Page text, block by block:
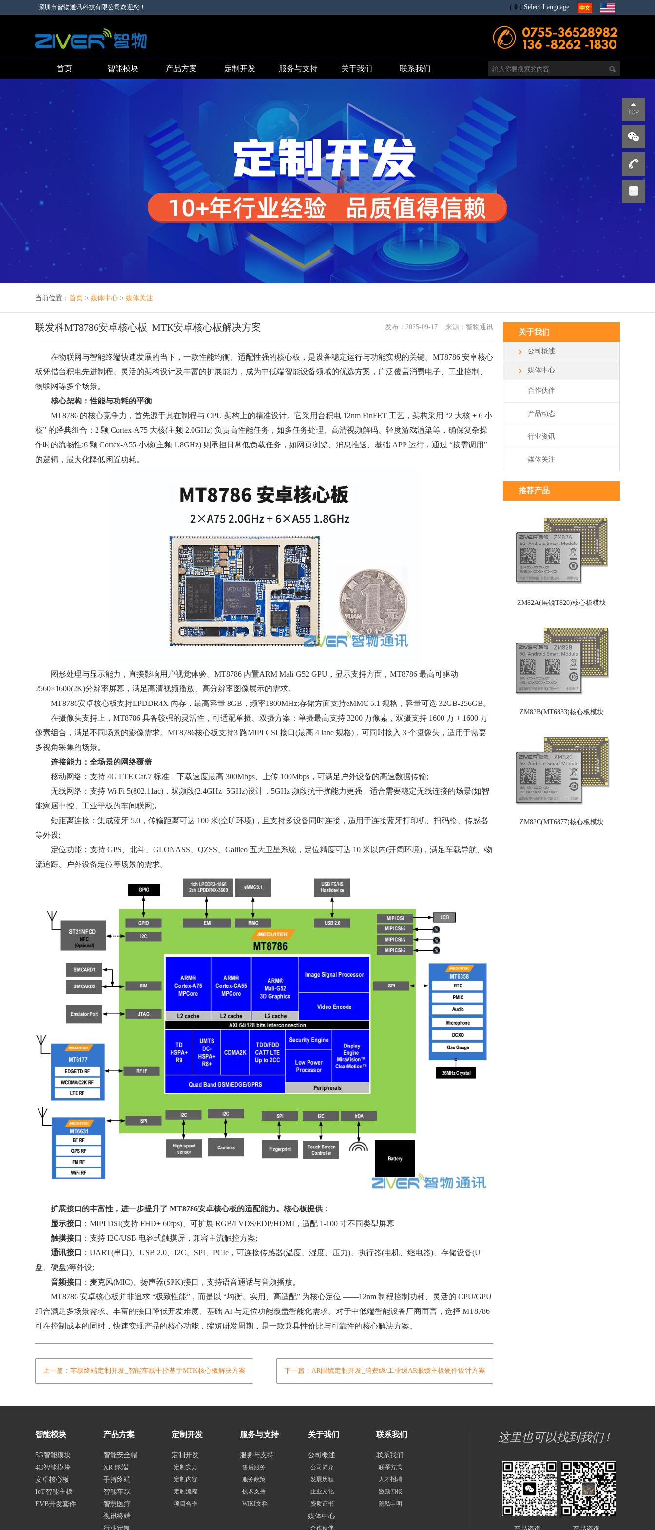
深圳市智物通讯科技有限公司欢迎您！ ( 0 ) Select Language
首页 智能模块 产品方案 定制开发 服务与支持 关于我们 联系我们
当前位置： 首页 > 媒体中心 > 媒体关注
联发科MT8786安卓核心板_MTK安卓核心板解决方案 发布： 2025-09-17 来源：智物通讯
在物联网与智能终端快速发展的当下，一款性能均衡、适配性强的核心板，是设备稳定运行与功能实现的关键。MT8786 安卓核心
板凭借台积电先进制程、灵活的架构设计及丰富的扩展能力，成为中低端智能设备领域的优选方案，广泛覆盖消费电子、工业控制、
物联网等多个场景。
核心架构：性能与功耗的平衡
MT8786 的核心竞争力，首先源于其在制程与 CPU 架构上的精准设计。它采用台积电 12nm FinFET 工艺，架构采用 “2 大核 + 6 小
核” 的经典组合：2 颗 Cortex-A75 大核(主频 2.0GHz) 负责高性能任务，如多任务处理、高清视频解码、轻度游戏渲染等，确保复杂操
作时的流畅性;6 颗 Cortex-A55 小核(主频 1.8GHz) 则承担日常低负载任务，如网页浏览、消息推送、基础 APP 运行，通过 “按需调用”
的逻辑，最大化降低闲置功耗。
图形处理与显示能力，直接影响用户视觉体验。MT8786 内置ARM Mali-G52 GPU，显示支持方面，MT8786 最高可驱动
2560×1600(2K)分辨率屏幕，满足高清视频播放、高分辨率图像展示的需求。
MT8786安卓核心板支持LPDDR4X 内存，最高容量 8GB，频率1800MHz;存储方面支持eMMC 5.1 规格，容量可选 32GB-256GB。
在摄像头支持上，MT8786 具备较强的灵活性，可适配单摄、双摄方案：单摄最高支持 3200 万像素，双摄支持 1600 万 + 1600 万
像素组合，满足不同场景的影像需求。MT8786核心板支持3 路MIPI CSI 接口(最高 4 lane 规格)，可同时接入 3 个摄像头，适用于需要
多视角采集的场景。
连接能力：全场景的网络覆盖
移动网络：支持 4G LTE Cat.7 标准，下载速度最高 300Mbps、上传 100Mbps，可满足户外设备的高速数据传输;
无线网络：支持 Wi-Fi 5(802.11ac)，双频段(2.4GHz+5GHz)设计，5GHz 频段抗干扰能力更强，适合需要稳定无线连接的场景(如智
能家居中控、工业平板的车间联网);
短距离连接：集成蓝牙 5.0，传输距离可达 100 米(空旷环境)，且支持多设备同时连接，适用于连接蓝牙打印机、扫码枪、传感器
等外设;
定位功能：支持 GPS、北斗、GLONASS、QZSS、Galileo 五大卫星系统，定位精度可达 10 米以内(开阔环境)，满足车载导航、物
流追踪、户外设备定位等场景的需求。
扩展接口的丰富性，进一步提升了 MT8786安卓核心板的适配能力。核心板提供：
显示接口
：MIPI DSI(支持 FHD+ 60fps)、可扩展 RGB/LVDS/EDP/HDMI，适配 1-100 寸不同类型屏幕
触摸接口
：支持 I2C/USB 电容式触摸屏，兼容主流触控方案;
通讯接口
：UART(串口)、USB 2.0、I2C、SPI、PCIe，可连接传感器(温度、湿度、压力)、执行器(电机、继电器)、存储设备(U
盘、硬盘)等外设;
音频接口
：麦克风(MIC)、扬声器(SPK)接口，支持语音通话与音频播放。
MT8786 安卓核心板并非追求 “极致性能”，而是以 “均衡、实用、高适配” 为核心定位 ——12nm 制程控制功耗、灵活的 CPU/GPU
组合满足多场景需求、丰富的接口降低开发难度、基础 AI 与定位功能覆盖智能化需求。对于中低端智能设备厂商而言，选择 MT8786
可在控制成本的同时，快速实现产品的核心功能，缩短研发周期，是一款兼具性价比与可靠性的核心解决方案。
上一篇：车载终端定制开发_智能车载中控基于MTK核心板解决方案 下一篇：AR眼镜定制开发_消费级/工业级AR眼镜主板硬件设计方案
关于我们
公司概述
媒体中心
合作伙伴
产品动态
行业资讯
媒体关注
推荐产品
ZM82A(展锐T820)核心板模块
ZM82B(MT6833)核心板模块
ZM82C(MT6877)核心板模块
智能模块
5G智能模块
4G智能模块
安卓核心板
IoT智能主板
EVB开发套件
产品方案
智能安全帽
XR 终端
手持终端
智能车载
智慧医疗
视讯终端
行业定制
定制开发
定制开发
定制实力
定制内容
定制流程
项目合作
服务与支持
服务与支持
售后服务
服务政策
技术支持
WIKI文档
关于我们
公司概述
公司简介
发展历程
企业文化
资质证书
媒体中心
合作伙伴
联系我们
联系我们
联系方式
人才招聘
激励回报
隐私申明
这里也可以找到我们 !